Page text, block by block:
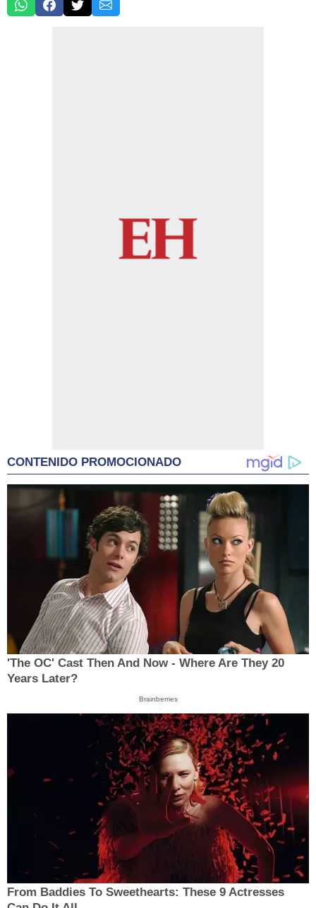
CONTENIDO PROMOCIONADO
'The OC' Cast Then And Now - Where Are They 20
Years Later?
Brainberries
From Baddies To Sweethearts: These 9 Actresses